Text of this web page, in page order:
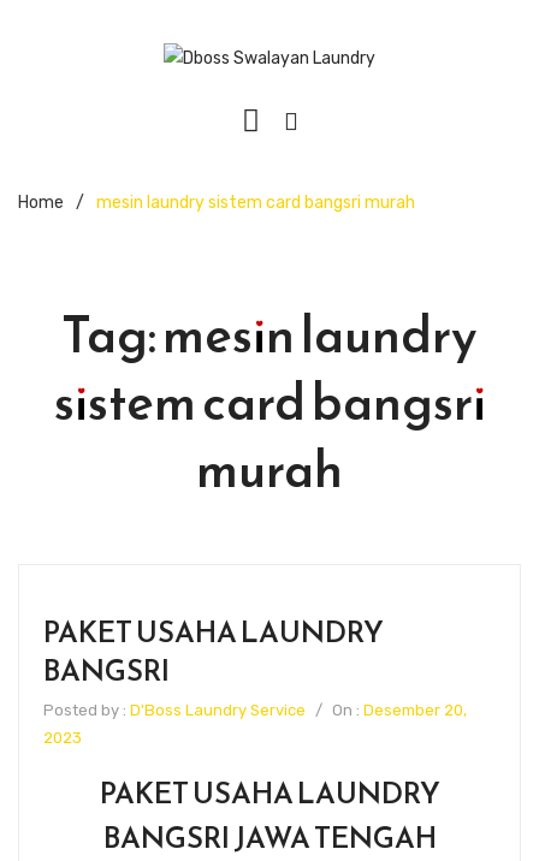
Home / mesin laundry sistem card bangsri murah
Tag:mesin laundry
sistem card bangsri
murah
PAKET USAHA LAUNDRY
BANGSRI
Posted by : D'Boss Laundry Service / On : Desember 20,
2023
PAKET USAHA LAUNDRY
BANGSRI JAWA TENGAH